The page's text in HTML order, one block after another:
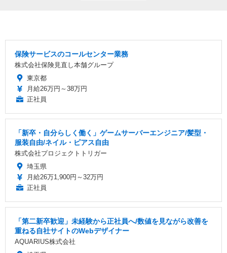
保険サービスのコールセンター業務
株式会社保険見直し本舗グループ
東京都
月給26万円～38万円
正社員
「新卒・自分らしく働く」ゲームサーバーエンジニア/髪型・
服装自由/ネイル・ピアス自由
株式会社プロジェクトトリガー
埼玉県
月給26万1,900円～32万円
正社員
「第二新卒歓迎」未経験から正社員へ/数値を見ながら改善を
重ねる自社サイトのWebデザイナー
AQUARIUS株式会社